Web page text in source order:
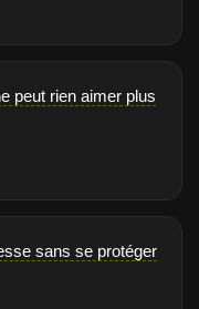
peut rien aimer plus
sans se protéger